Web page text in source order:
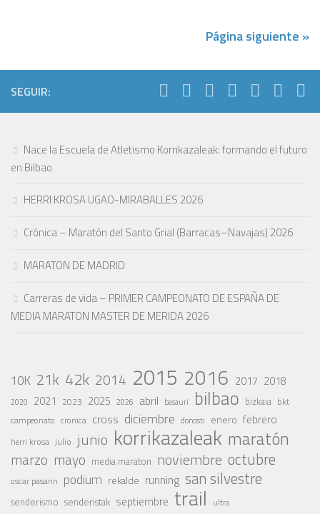
Página siguiente »
SEGUIR:
Nace la Escuela de Atletismo Korrikazaleak: formando el futuro
en Bilbao
HERRI KROSA UGAO-MIRABALLES 2026
Crónica – Maratón del Santo Grial (Barracas–Navajas) 2026
MARATON DE MADRID
Carreras de vida – PRIMER CAMPEONATO DE ESPAÑA DE
MEDIA MARATON MASTER DE MERIDA 2026
10K 21k 42k 2014 2015 2016 2017 2018
2020 2021 2023 2025 2026 abril basauri bilbao bizkaia bkt
campeonato cronica cross diciembre donosti enero febrero
herri krosa julio junio korrikazaleak maratón
marzo mayo media maraton noviembre octubre
oscar pasarin podium rekalde running san silvestre
senderismo senderistak septiembre trail ultra